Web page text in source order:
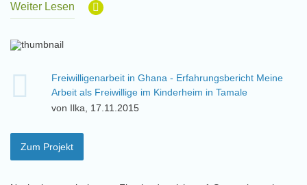
Weiter Lesen
Freiwilligenarbeit in Ghana - Erfahrungsbericht Meine
Arbeit als Freiwillige im Kinderheim in Tamale
von Ilka, 17.11.2015
Zum Projekt